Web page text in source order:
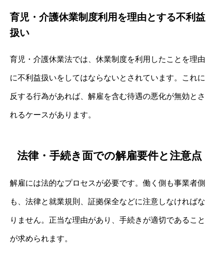
育児・介護休業制度利用を理由とする不利益
扱い
育児・介護休業法では、休業制度を利用したことを理由
に不利益扱いをしてはならないとされています。これに
反する行為があれば、解雇を含む待遇の悪化が無効とさ
れるケースがあります。
法律・手続き面での解雇要件と注意点
解雇には法的なプロセスが必要です。働く側も事業者側
も、法律と就業規則、証拠保全などに注意しなければな
りません。正当な理由があり、手続きが適切であること
が求められます。